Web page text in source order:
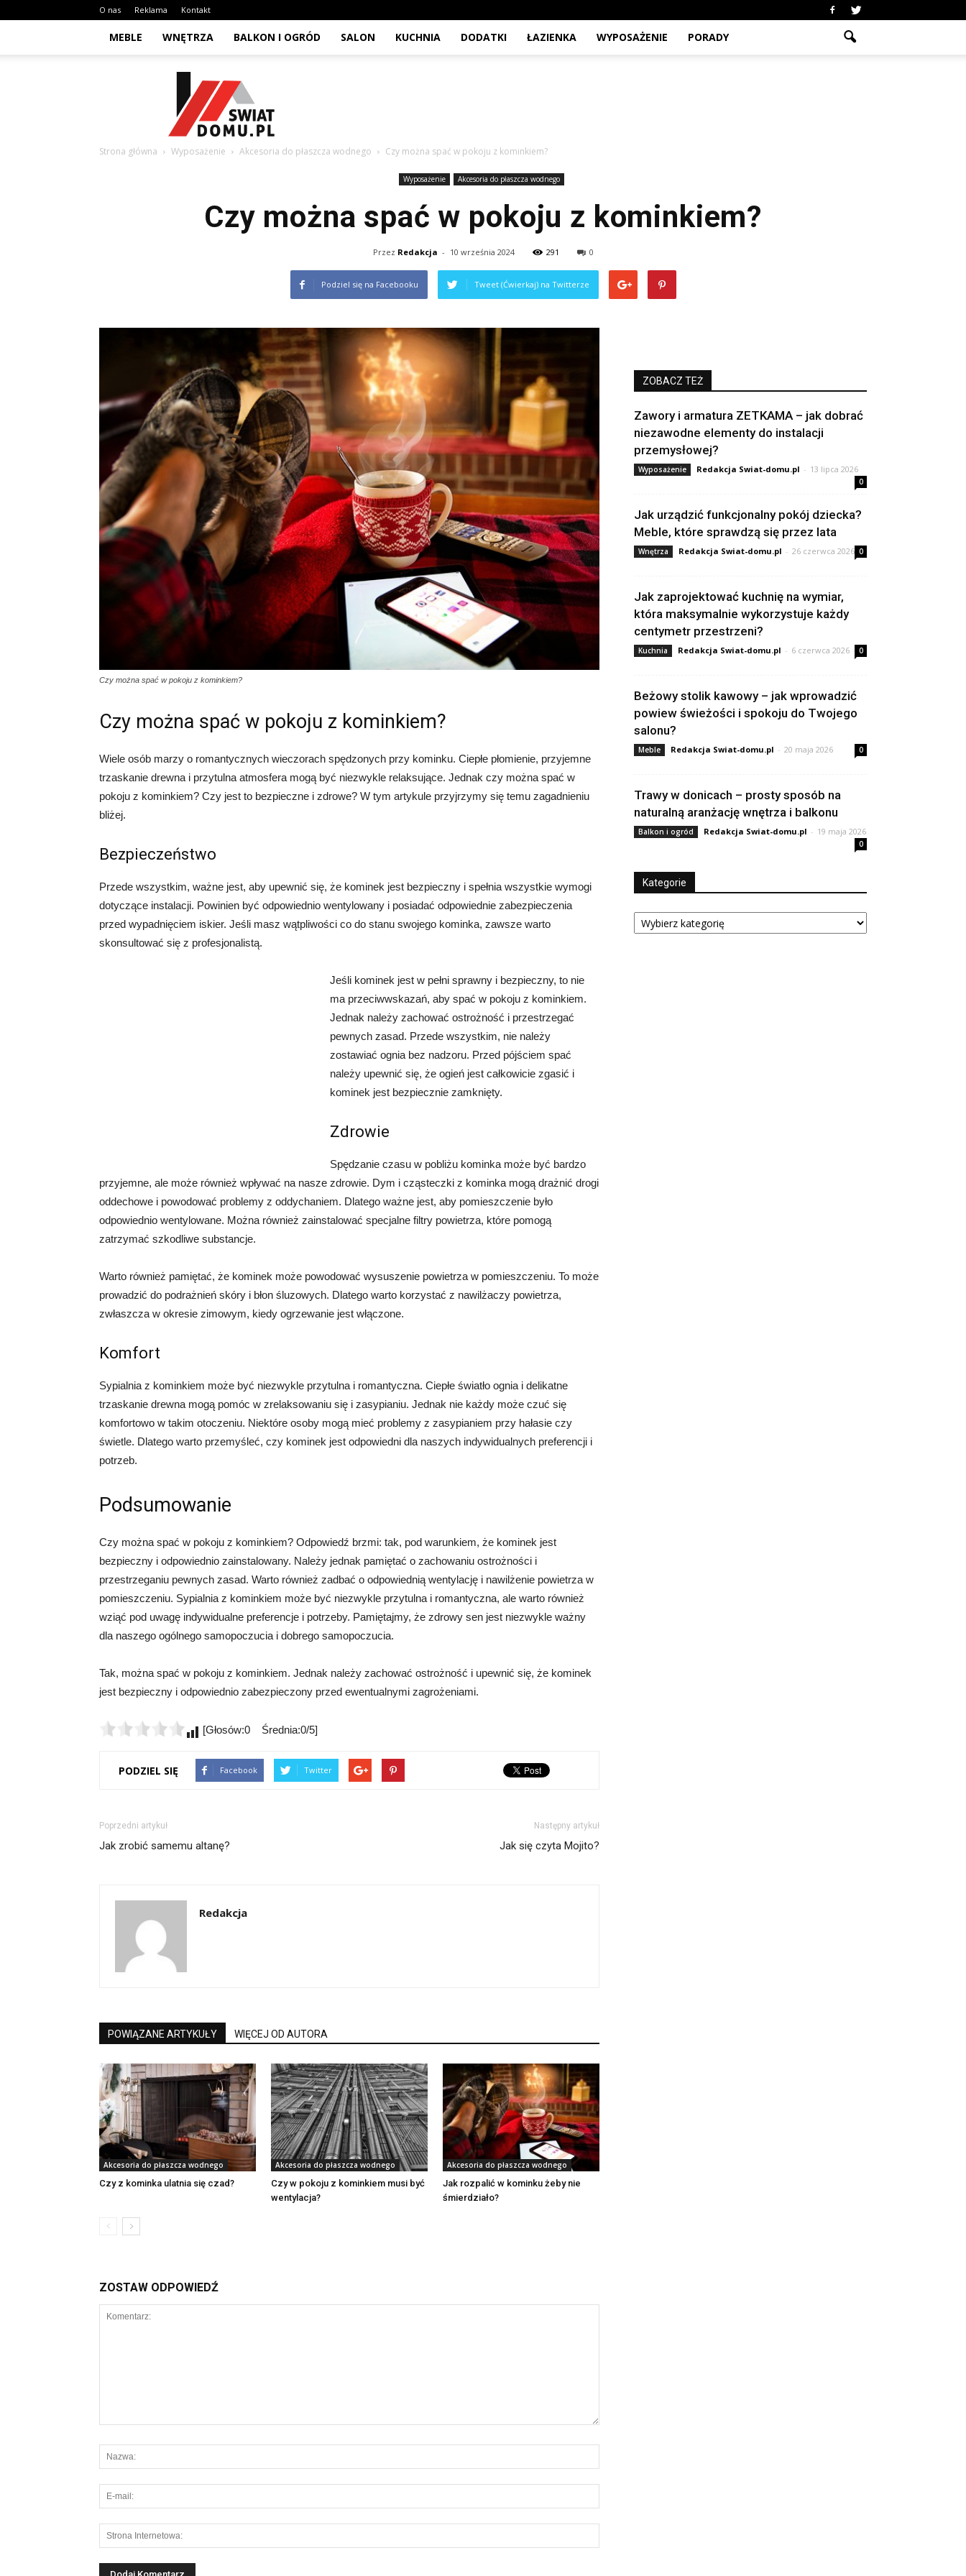
O nas Reklama Kontakt
MEBLE WNĘTRZA BALKON I OGRÓD SALON KUCHNIA DODATKI ŁAZIENKA WYPOSAŻENIE PORADY
Strona główna Wyposażenie Akcesoria do płaszcza wodnego Czy można spać w pokoju z kominkiem?
Wyposażenie Akcesoria do płaszcza wodnego
Czy można spać w pokoju z kominkiem?
Przez Redakcja - 10 września 2024 291 0
Podziel się na Facebooku Tweet (Ćwierkaj) na Twitterze
Czy można spać w pokoju z kominkiem?
Czy można spać w pokoju z kominkiem?
Wiele osób marzy o romantycznych wieczorach spędzonych przy kominku. Ciepłe płomienie, przyjemne
trzaskanie drewna i przytulna atmosfera mogą być niezwykle relaksujące. Jednak czy można spać w
pokoju z kominkiem? Czy jest to bezpieczne i zdrowe? W tym artykule przyjrzymy się temu zagadnieniu
bliżej.
Bezpieczeństwo
Przede wszystkim, ważne jest, aby upewnić się, że kominek jest bezpieczny i spełnia wszystkie wymogi
dotyczące instalacji. Powinien być odpowiednio wentylowany i posiadać odpowiednie zabezpieczenia
przed wypadnięciem iskier. Jeśli masz wątpliwości co do stanu swojego kominka, zawsze warto
skonsultować się z profesjonalistą.
Jeśli kominek jest w pełni sprawny i bezpieczny, to nie
ma przeciwwskazań, aby spać w pokoju z kominkiem.
Jednak należy zachować ostrożność i przestrzegać
pewnych zasad. Przede wszystkim, nie należy
zostawiać ognia bez nadzoru. Przed pójściem spać
należy upewnić się, że ogień jest całkowicie zgasić i
kominek jest bezpiecznie zamknięty.
Zdrowie
Spędzanie czasu w pobliżu kominka może być bardzo
przyjemne, ale może również wpływać na nasze zdrowie. Dym i cząsteczki z kominka mogą drażnić drogi
oddechowe i powodować problemy z oddychaniem. Dlatego ważne jest, aby pomieszczenie było
odpowiednio wentylowane. Można również zainstalować specjalne filtry powietrza, które pomogą
zatrzymać szkodliwe substancje.
Warto również pamiętać, że kominek może powodować wysuszenie powietrza w pomieszczeniu. To może
prowadzić do podrażnień skóry i błon śluzowych. Dlatego warto korzystać z nawilżaczy powietrza,
zwłaszcza w okresie zimowym, kiedy ogrzewanie jest włączone.
Komfort
Sypialnia z kominkiem może być niezwykle przytulna i romantyczna. Ciepłe światło ognia i delikatne
trzaskanie drewna mogą pomóc w zrelaksowaniu się i zasypianiu. Jednak nie każdy może czuć się
komfortowo w takim otoczeniu. Niektóre osoby mogą mieć problemy z zasypianiem przy hałasie czy
świetle. Dlatego warto przemyśleć, czy kominek jest odpowiedni dla naszych indywidualnych preferencji i
potrzeb.
Podsumowanie
Czy można spać w pokoju z kominkiem? Odpowiedź brzmi: tak, pod warunkiem, że kominek jest
bezpieczny i odpowiednio zainstalowany. Należy jednak pamiętać o zachowaniu ostrożności i
przestrzeganiu pewnych zasad. Warto również zadbać o odpowiednią wentylację i nawilżenie powietrza w
pomieszczeniu. Sypialnia z kominkiem może być niezwykle przytulna i romantyczna, ale warto również
wziąć pod uwagę indywidualne preferencje i potrzeby. Pamiętajmy, że zdrowy sen jest niezwykle ważny
dla naszego ogólnego samopoczucia i dobrego samopoczucia.
Tak, można spać w pokoju z kominkiem. Jednak należy zachować ostrożność i upewnić się, że kominek
jest bezpieczny i odpowiednio zabezpieczony przed ewentualnymi zagrożeniami.
[Głosów:0 Średnia:0/5]
PODZIEL SIĘ Facebook Twitter
Poprzedni artykuł
Jak zrobić samemu altanę?
Następny artykuł
Jak się czyta Mojito?
Redakcja
POWIĄZANE ARTYKUŁY WIĘCEJ OD AUTORA
Akcesoria do płaszcza wodnego
Czy z kominka ulatnia się czad?
Akcesoria do płaszcza wodnego
Czy w pokoju z kominkiem musi być
wentylacja?
Akcesoria do płaszcza wodnego
Jak rozpalić w kominku żeby nie
śmierdziało?
ZOSTAW ODPOWIEDŹ
ZOBACZ TEŻ
Zawory i armatura ZETKAMA – jak dobrać
niezawodne elementy do instalacji
przemysłowej?
Wyposażenie Redakcja Swiat-domu.pl - 13 lipca 2026
0
Jak urządzić funkcjonalny pokój dziecka?
Meble, które sprawdzą się przez lata
Wnętrza Redakcja Swiat-domu.pl - 26 czerwca 2026 0
Jak zaprojektować kuchnię na wymiar,
która maksymalnie wykorzystuje każdy
centymetr przestrzeni?
Kuchnia Redakcja Swiat-domu.pl - 6 czerwca 2026 0
Beżowy stolik kawowy – jak wprowadzić
powiew świeżości i spokoju do Twojego
salonu?
Meble Redakcja Swiat-domu.pl - 20 maja 2026 0
Trawy w donicach – prosty sposób na
naturalną aranżację wnętrza i balkonu
Balkon i ogród Redakcja Swiat-domu.pl - 19 maja 2026
0
Kategorie
Kategorie